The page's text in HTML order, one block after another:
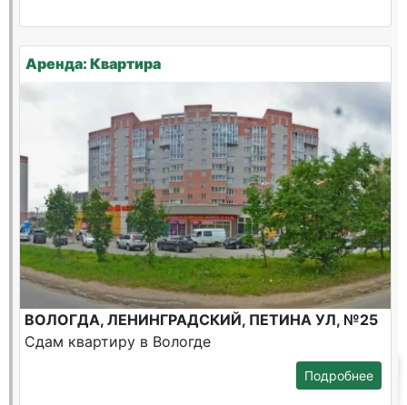
Аренда: Квартира
ВОЛОГДА, ЛЕНИНГРАДСКИЙ, ПЕТИНА УЛ, №25
Сдам квартиру в Вологде
Подробнее